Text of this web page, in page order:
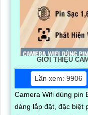
GIỚI THIỆU
Lần xem: 9906
Camera Wifi dùng pin
dàng lắp đặt, đặc biệt